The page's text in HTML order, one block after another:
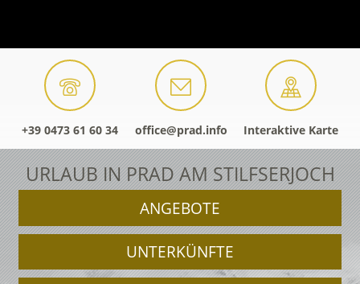
+39 0473 61 60 34 office@prad.info Interaktive Karte
URLAUB IN PRAD AM STILFSERJOCH
ANGEBOTE
UNTERKÜNFTE